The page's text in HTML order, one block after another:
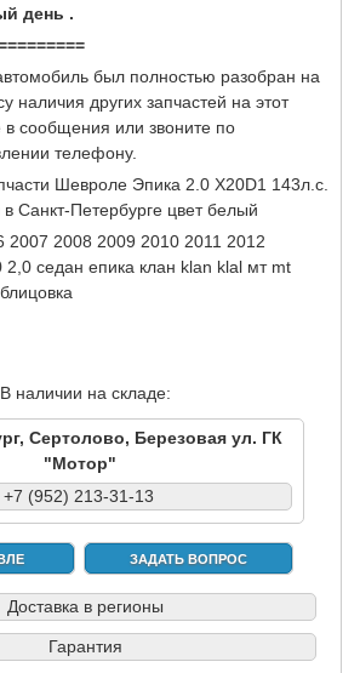
день .
был полностью разобран на
наличия других запчастей на этот
сообщения или звоните по
телефону.
Шевроле Эпика 2.0 X20D1 143л.с.
Санкт-Петербурге цвет белый
2007 2008 2009 2010 2011 2012
2,0 седан епика клан klan klal мт mt
В наличии на складе:
Сертолово, Березовая ул. ГК
"Мотор"
+7 (952) 213-31-13
ЗАДАТЬ ВОПРОС
Доставка в регионы
Гарантия